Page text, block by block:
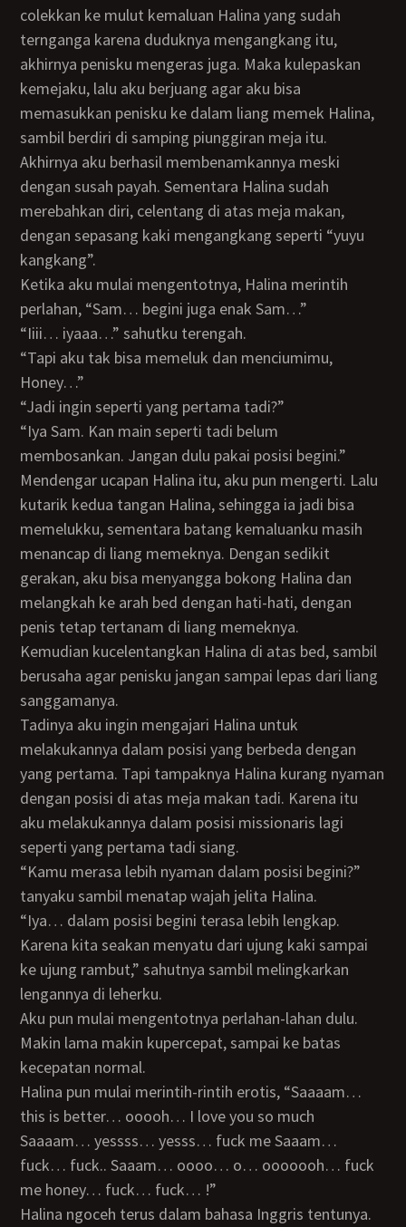
colekkan ke mulut kemaluan Halina yang sudah
ternganga karena duduknya mengangkang itu,
akhirnya penisku mengeras juga. Maka kulepaskan
kemejaku, lalu aku berjuang agar aku bisa
memasukkan penisku ke dalam liang memek Halina,
sambil berdiri di samping piunggiran meja itu.
Akhirnya aku berhasil membenamkannya meski
dengan susah payah. Sementara Halina sudah
merebahkan diri, celentang di atas meja makan,
dengan sepasang kaki mengangkang seperti “yuyu
kangkang”.
Ketika aku mulai mengentotnya, Halina merintih
perlahan, “Sam… begini juga enak Sam…”
“Iiii… iyaaa…” sahutku terengah.
“Tapi aku tak bisa memeluk dan menciumimu,
Honey…”
“Jadi ingin seperti yang pertama tadi?”
“Iya Sam. Kan main seperti tadi belum
membosankan. Jangan dulu pakai posisi begini.”
Mendengar ucapan Halina itu, aku pun mengerti. Lalu
kutarik kedua tangan Halina, sehingga ia jadi bisa
memelukku, sementara batang kemaluanku masih
menancap di liang memeknya. Dengan sedikit
gerakan, aku bisa menyangga bokong Halina dan
melangkah ke arah bed dengan hati-hati, dengan
penis tetap tertanam di liang memeknya.
Kemudian kucelentangkan Halina di atas bed, sambil
berusaha agar penisku jangan sampai lepas dari liang
sanggamanya.
Tadinya aku ingin mengajari Halina untuk
melakukannya dalam posisi yang berbeda dengan
yang pertama. Tapi tampaknya Halina kurang nyaman
dengan posisi di atas meja makan tadi. Karena itu
aku melakukannya dalam posisi missionaris lagi
seperti yang pertama tadi siang.
“Kamu merasa lebih nyaman dalam posisi begini?”
tanyaku sambil menatap wajah jelita Halina.
“Iya… dalam posisi begini terasa lebih lengkap.
Karena kita seakan menyatu dari ujung kaki sampai
ke ujung rambut,” sahutnya sambil melingkarkan
lengannya di leherku.
Aku pun mulai mengentotnya perlahan-lahan dulu.
Makin lama makin kupercepat, sampai ke batas
kecepatan normal.
Halina pun mulai merintih-rintih erotis, “Saaaam…
this is better… ooooh… I love you so much
Saaaam… yessss… yesss… fuck me Saaam…
fuck… fuck.. Saaam… oooo… o… ooooooh… fuck
me honey… fuck… fuck… !”
Halina ngoceh terus dalam bahasa Inggris tentunya.